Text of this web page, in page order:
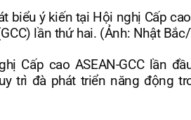
biểu ý kiến tại Hội nghị Cấp
lần thứ hai. (Ảnh: Nhật
Cấp cao ASEAN-GCC lần
trì đà phát triển năng động